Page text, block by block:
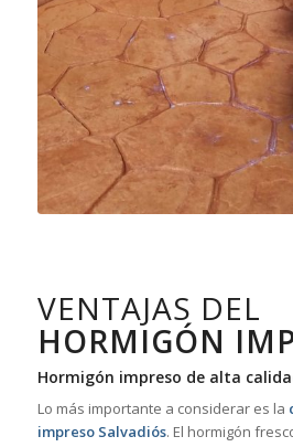
VENTAJAS DEL
HORMIGÓN
Hormigón impreso de alta
Lo más importante a considerar es la
impreso Salvadiós. El hormigón